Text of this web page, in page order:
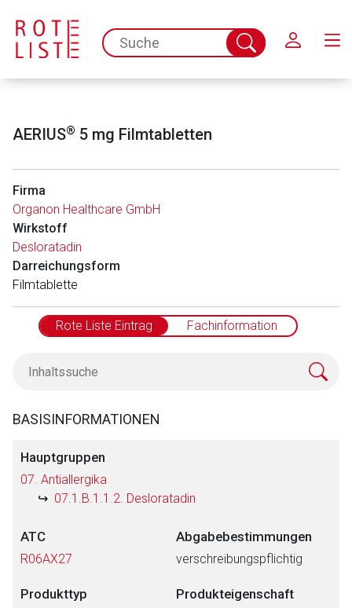
spc.search.input.placeholder
Suche
abschicken
AERIUS® 5 mg Filmtabletten
Firma
Organon Healthcare GmbH
Wirkstoff
Desloratadin
Darreichungsform
Film­ta­blet­te
Rote Liste Eintrag Fachinformation
BASISINFORMATIONEN
Hauptgruppen
07. Antiallergika
07.1.B.1.1.2. Desloratadin
ATC
R06AX27
Abgabebestimmungen
verschreibungspflichtig
Produkttyp Produkteigenschaft